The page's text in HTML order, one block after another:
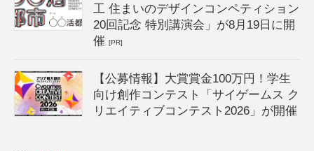
工 住まいのデザインコンペティション
20回記念 特別講演会」が8月19日に開
催[PR]
【公募情報】大賞賞金100万円！学生
向け創作コンテスト「サイゲームス ク
リエイティブコンテスト2026」が開催